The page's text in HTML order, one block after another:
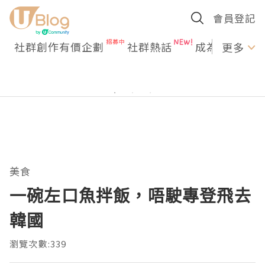
會員登記
社群創作有價企劃 社群熱話 成為U更多
美食
一碗左口魚拌飯，唔駛專登飛去
韓國
瀏覽次數:339